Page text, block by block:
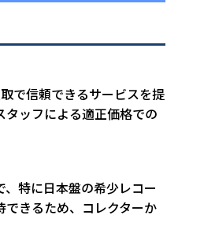
で信頼できるサービスを提
ッフによる適正価格での
特に日本盤の希少レコー
できるため、コレクターか